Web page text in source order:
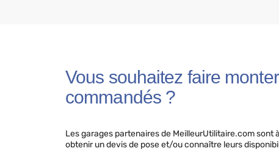
Vous souhaitez faire
commandés ?
Les garages partenaires de MeilleurUtilitaire.com sont
obtenir un devis de pose et/ou connaître leurs